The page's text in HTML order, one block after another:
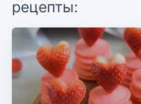
рецепты: